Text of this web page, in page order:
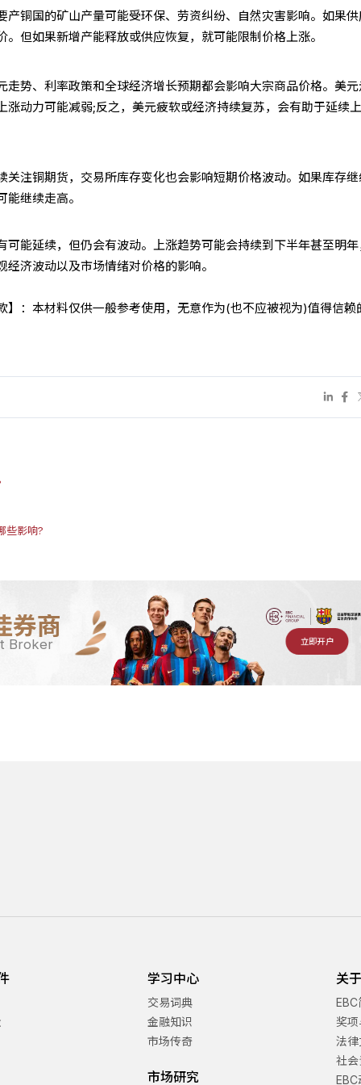
产铜国的矿山产量可能受环保、劳资纠纷、自然灾害影响。如果
。但如果新增产能释放或供应恢复，就可能限制价格上涨。
走势、利率政策和全球经济增长预期都会影响大宗商品价格。美
涨动力可能减弱;反之，美元疲软或经济持续复苏，会有助于延续
关注铜期货，交易所库存变化也会影响短期价格波动。如果库存
继续走高。
可能延续，但仍会有波动。上涨趋势可能会持续到下半年甚至明
济波动以及市场情绪对价格的影响。
】：本材料仅供一般参考使用，无意作为(也不应被视为)值得信赖
些影响?
券商
Broker 立即开户
学习中心
交易词典
金融知识
市场传奇
市场研究
关
奖
法
社